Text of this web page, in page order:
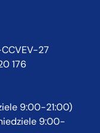
27
176
9:00-21:00)
9:00-